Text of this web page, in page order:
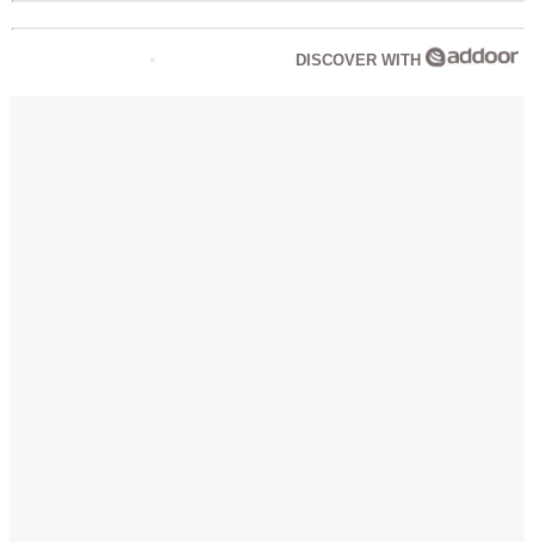
DISCOVER WITH